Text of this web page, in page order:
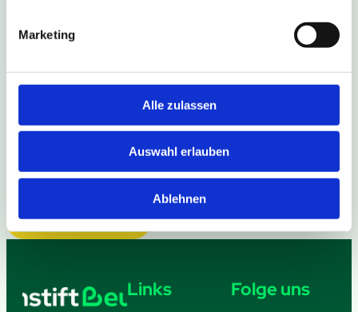
Marketing
Alle zulassen
Auswahl erlauben
Ablehnen
eine Umleitungsstrecke.
Weitere Infos
Weitere Meldungen
Links Folge uns